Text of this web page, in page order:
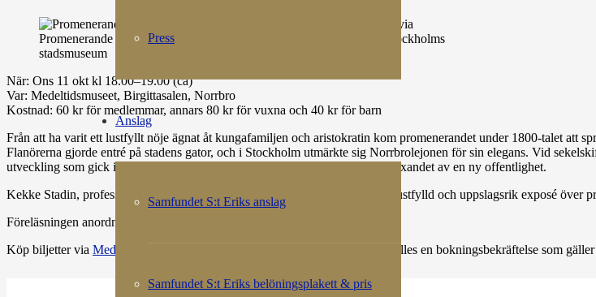
Press
Anslag
Samfundet S:t Eriks anslag
Samfundet S:t Eriks belöningsplakett & pris
Promenerande i Kungsträdgården, konstnär Fritz von Dardel 1878, Stockholms
stadsmuseum
När: Ons 11 okt kl 18.00–19.00 (ca)
Var: Medeltidsmuseet, Birgittasalen, Norrbro
Kostnad: 60 kr för medlemmar, annars 80 kr för vuxna och 40 kr för barn
Från att ha varit ett lustfyllt nöje ägnat åt kungafamiljen och aristokratin kom promenerandet under 1800-talet att
Flanörerna gjorde entré på stadens gator, och i Stockholm utmärkte sig Norrbrolejonen för sin elegans. Vid
utveckling som gick i fas med tidens snabba samhällsomvandling och framväxandet av en ny offentlighet.
Kekke Stadin, professor emeritus vid Södertörns högskola, tar oss med i en lustfylld och uppslagsrik exposé över
Föreläsningen anordnas i samarbete med Medeltidsmuseet i Stockholm.
Köp biljetter via Medeltidsmuseet . Vid bokning erhålles en bokningsbekräftelse som